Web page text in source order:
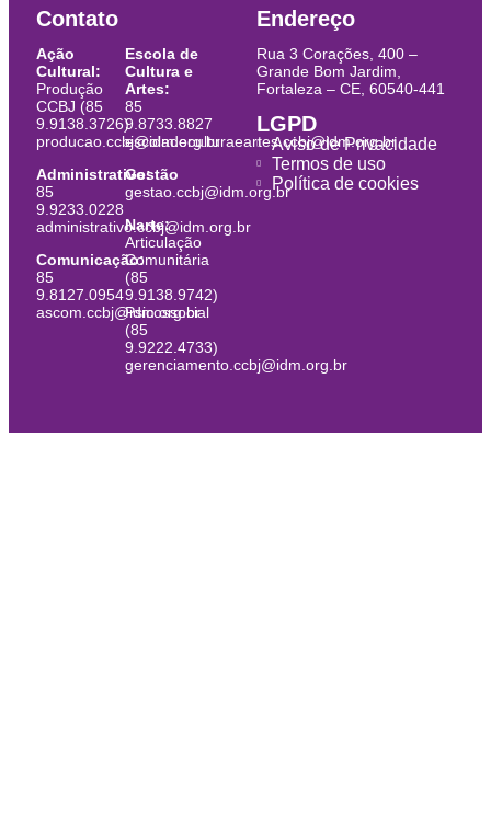
Contato
Ação
Cultural:
Produção
CCBJ (85
9.9138.3726)
producao.ccbj@idm.org.br
Administrativo:
85
9.9233.0228
administrativo.ccbj@idm.org.br
Comunicação:
85
9.8127.0954
ascom.ccbj@idm.org.br
Escola de
Cultura e
Artes:
85
9.8733.8827
escoladeculturaeartes.ccbj@idm.org.br
Gestão
gestao.ccbj@idm.org.br
Narte:
Articulação
Comunitária
(85
9.9138.9742)
Psicossocial
(85
9.9222.4733)
gerenciamento.ccbj@idm.org.br
Endereço
Rua 3 Corações, 400 –
Grande Bom Jardim,
Fortaleza – CE, 60540-441
LGPD
Aviso de Privacidade
Termos de uso
Política de cookies